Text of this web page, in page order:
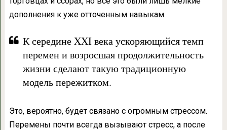
дополнения к уже отточенным навыкам.
К середине XXI века ускоряющийся темп
перемен и возросшая продолжительность
жизни сделают такую традиционную
модель пережитком.
Это, вероятно, будет связано с огромным стрессом.
Перемены почти всегда вызывают стресс, а после